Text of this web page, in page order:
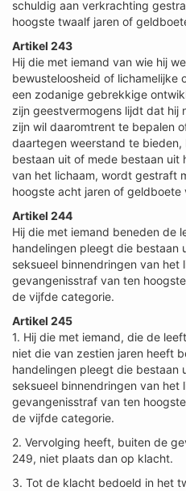
schuldig aan verkrachting
hoogste twaalf jaren of
Artikel 243
Hij die met iemand van wie hij
bewusteloosheid of lichamelijke
een zodanige gebrekkige
zijn geestvermogens lijdt dat hij
zijn wil daaromtrent te bepalen
daartegen weerstand te
bestaan uit of mede bestaan uit
van het lichaam, wordt gestraft
hoogste acht jaren of
Artikel 244
Hij die met iemand beneden de
handelingen pleegt die bestaan
seksueel binnendringen van
gevangenisstraf van ten
de vijfde categorie.
Artikel 245
1. Hij die met iemand, die de
niet die van zestien jaren heeft
handelingen pleegt die bestaan
seksueel binnendringen van
gevangenisstraf van ten
de vijfde categorie.
2. Vervolging heeft, buiten de
249, niet plaats dan op klacht.
3. Tot de klacht bedoeld in het